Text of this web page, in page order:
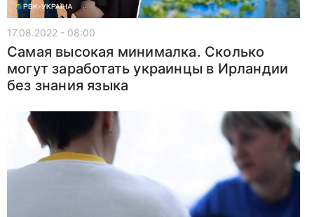
17.08.2022 - 08:00
Самая высокая минималка. Сколько
могут заработать украинцы в Ирландии
без знания языка